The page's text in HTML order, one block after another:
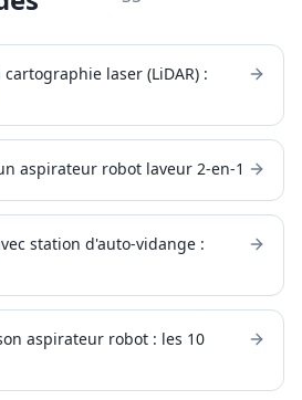
laser (LiDAR) :
aspirateur robot laveur 2-en-1
station d'auto-vidange :
aspirateur robot : les 10